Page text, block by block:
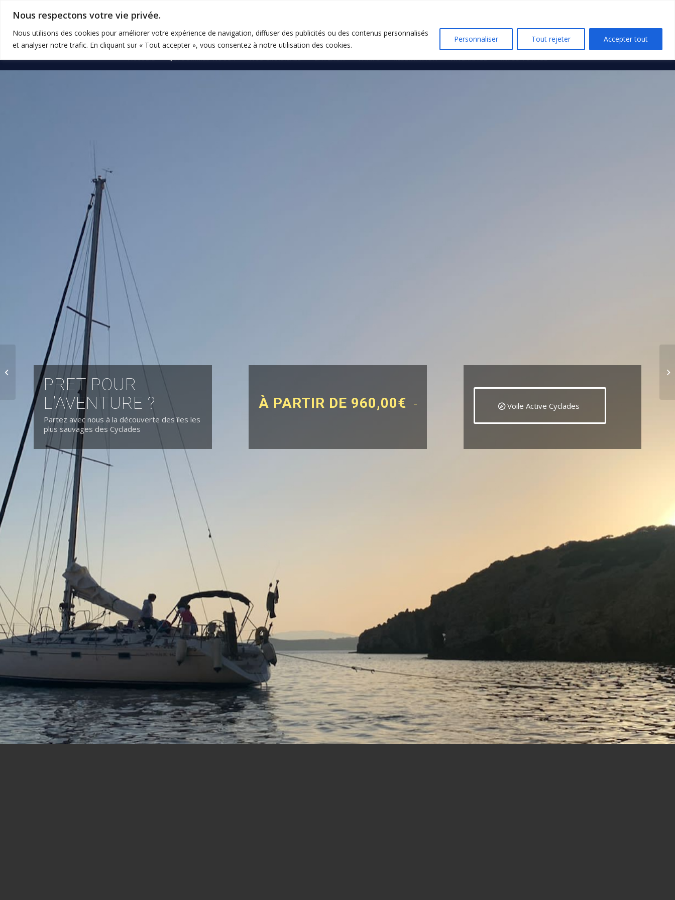
Nous respectons votre vie privée.
Nous utilisons des cookies pour améliorer votre expérience de navigation, diffuser des publicités ou des contenus personnalisés
et analyser notre trafic. En cliquant sur « Tout accepter », vous consentez à notre utilisation des cookies.
Personnaliser Tout rejeter Accepter tout
ACCUEIL QUI SOMMES-NOUS ? NOS CROISIÈRES BATEAUX TARIFS RÉSERVATION HIVERNAGE INFOS VOYAGE
PRET POUR
L’AVENTURE ?
Partez avec nous à la découverte des îles les
plus sauvages des Cyclades
À PARTIR DE 960,00€ Voile Active Cyclades
7 jours de croisière pour 600€